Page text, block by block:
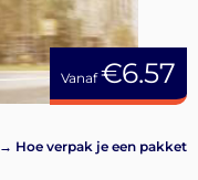
Vanaf€6.57
→ Hoe verpak je een pakket